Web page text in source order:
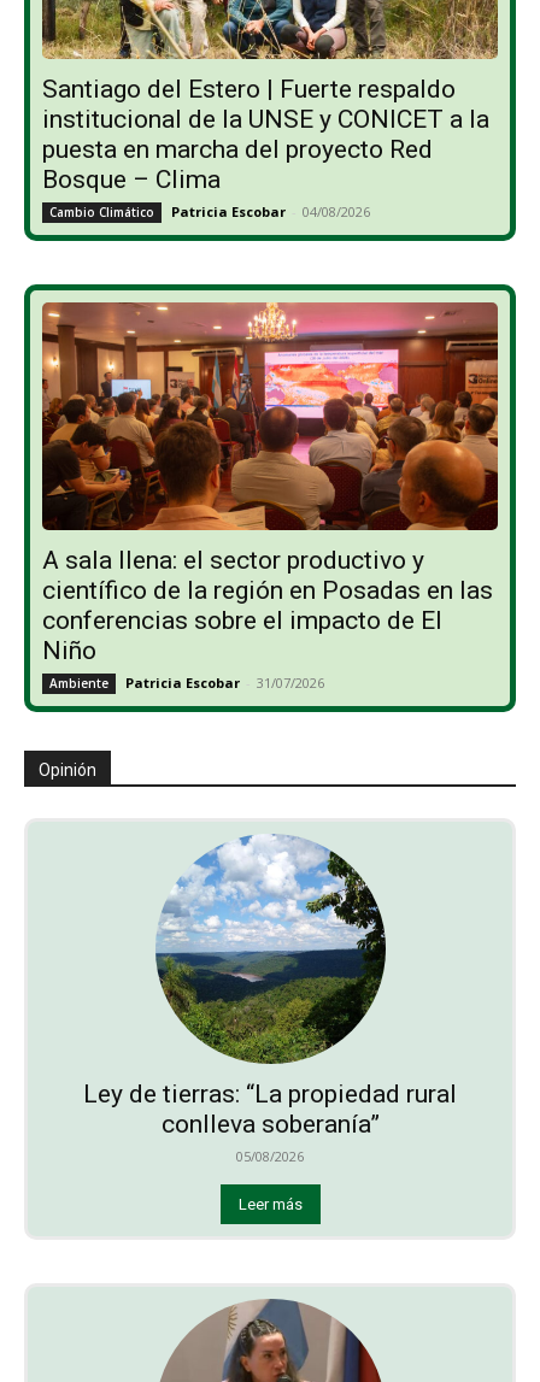
Santiago del Estero | Fuerte respaldo
institucional de la UNSE y CONICET a la
puesta en marcha del proyecto Red
Bosque – Clima
Cambio Climático Patricia Escobar - 04/08/2026
A sala llena: el sector productivo y
científico de la región en Posadas en las
conferencias sobre el impacto de El
Niño
Ambiente Patricia Escobar - 31/07/2026
Opinión
Ley de tierras: “La propiedad rural
conlleva soberanía”
05/08/2026
Leer más